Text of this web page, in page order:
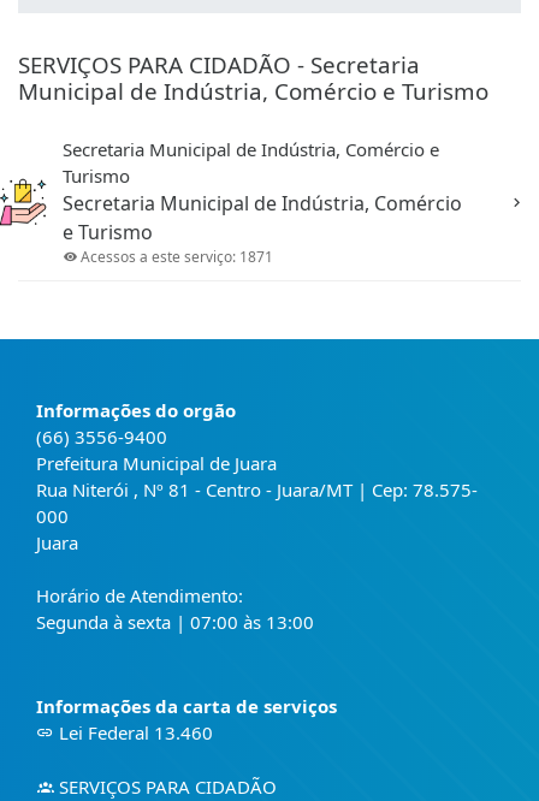
SERVIÇOS PARA CIDADÃO - Secretaria
Municipal de Indústria, Comércio e Turismo
Secretaria Municipal de Indústria, Comércio e
Turismo
Secretaria Municipal de Indústria, Comércio
e Turismo
Acessos a este serviço: 1871
Informações do orgão
(66) 3556-9400
Prefeitura Municipal de Juara
Rua Niterói , Nº 81 - Centro - Juara/MT | Cep: 78.575-
000
Juara
Horário de Atendimento:
Segunda à sexta | 07:00 às 13:00
Informações da carta de serviços
Lei Federal 13.460
SERVIÇOS PARA CIDADÃO